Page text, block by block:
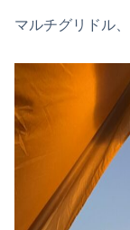
マルチグリドル、